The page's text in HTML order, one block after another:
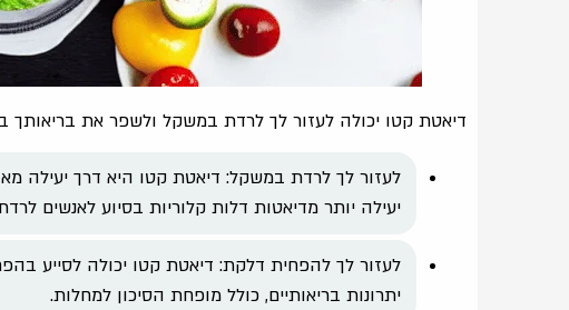
דיאטת קטו יכולה לעזור לך לרדת במשקל ולשפר את בריאותך
לעזור לך לרדת במשקל: דיאטת קטו היא דרך יעילה
יעילה יותר מדיאטות דלות קלוריות בסיוע לאנשים
לעזור לך להפחית דלקת: דיאטת קטו יכולה לסייע
יתרונות בריאותיים, כולל מופחת הסיכון למחלות.